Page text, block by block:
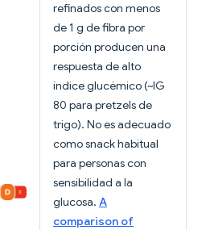
refinados con menos
de 1 g de fibra por
porción producen una
respuesta de alto
índice glucémico (~IG
80 para pretzels de
trigo). No es adecuado
como snack habitual
para personas con
sensibilidad a la
glucosa. A
comparison of